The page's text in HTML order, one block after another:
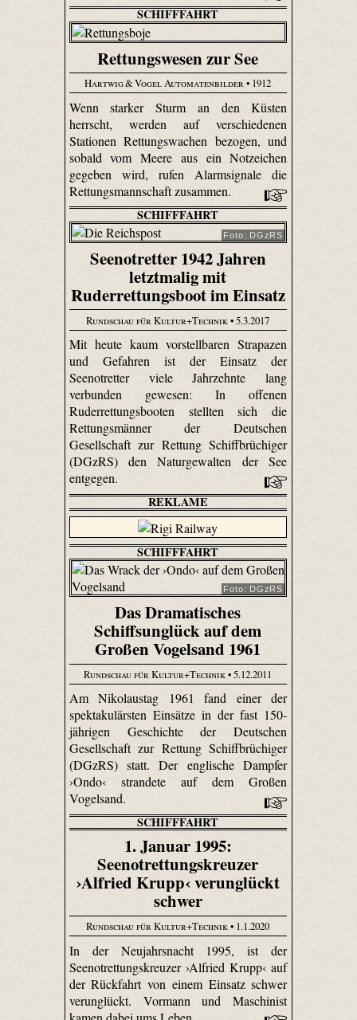
SCHIFFFAHRT
Rettungswesen zur See
Hartwig & Vogel Automatenbilder• 1912
Wenn starker Sturm an den Küsten
herrscht, werden auf verschiedenen
Stationen Rettungswachen bezogen, und
sobald vom Meere aus ein Notzeichen
gegeben wird, rufen Alarmsignale die
Rettungsmannschaft zusammen.
SCHIFFFAHRT
Foto: DGzRS
Seenotretter 1942 Jahren
letztmalig mit
Ruderrettungsboot im Einsatz
Rundschau für Kultur+Technik• 5.3.2017
Mit heute kaum vorstellbaren Strapazen
und Gefahren ist der Einsatz der
Seenotretter viele Jahrzehnte lang
verbunden gewesen: In offenen
Ruderrettungsbooten stellten sich die
Rettungsmänner der Deutschen
Gesellschaft zur Rettung Schiffbrüchiger
(DGzRS) den Naturgewalten der See
entgegen.
REKLAME
SCHIFFFAHRT
Foto: DGzRS
Das Dramatisches
Schiffsunglück auf dem
Großen Vogelsand 1961
Rundschau für Kultur+Technik• 5.12.2011
Am Nikolaustag 1961 fand einer der
spektakulärsten Einsätze in der fast 150-
jährigen Geschichte der Deutschen
Gesellschaft zur Rettung Schiffbrüchiger
(DGzRS) statt. Der englische Dampfer
›Ondo‹ strandete auf dem Großen
Vogelsand.
SCHIFFFAHRT
1. Januar 1995:
Seenotrettungskreuzer
›Alfried Krupp‹ verunglückt
schwer
Rundschau für Kultur+Technik• 1.1.2020
In der Neujahrsnacht 1995, ist der
Seenotrettungskreuzer ›Alfried Krupp‹ auf
der Rückfahrt von einem Einsatz schwer
verunglückt. Vormann und Maschinist